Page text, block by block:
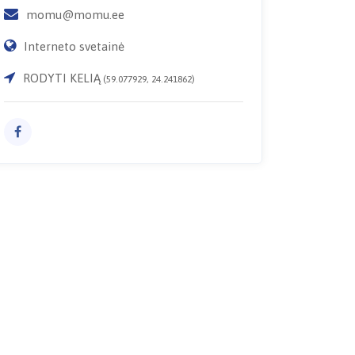
momu@momu.ee
Interneto svetainė
RODYTI KELIĄ(59.077929, 24.241862)